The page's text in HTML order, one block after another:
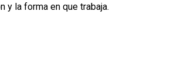
y la forma en que trabaja.